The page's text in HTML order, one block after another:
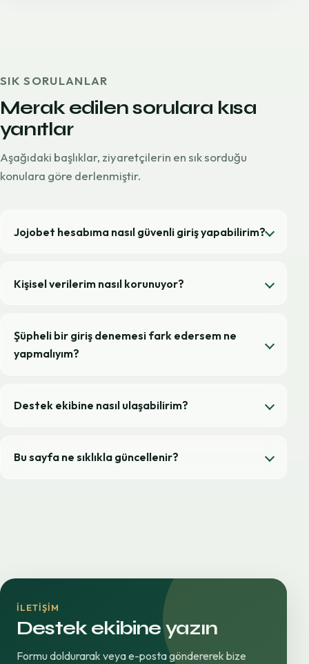
SIK SORULANLAR
Merak edilen sorulara kısa
yanıtlar
Aşağıdaki başlıklar, ziyaretçilerin en sık sorduğu
konulara göre derlenmiştir.
Jojobet hesabıma nasıl güvenli giriş yapabilirim?
Kişisel verilerim nasıl korunuyor?
Şüpheli bir giriş denemesi fark edersem ne
yapmalıyım?
Destek ekibine nasıl ulaşabilirim?
Bu sayfa ne sıklıkla güncellenir?
İLETIŞIM
Destek ekibine yazın
Formu doldurarak veya e-posta göndererek bize